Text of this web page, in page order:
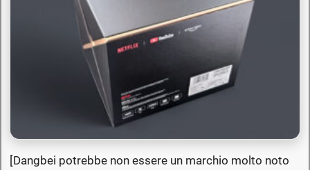
[Dangbei potrebbe non essere un marchio molto noto